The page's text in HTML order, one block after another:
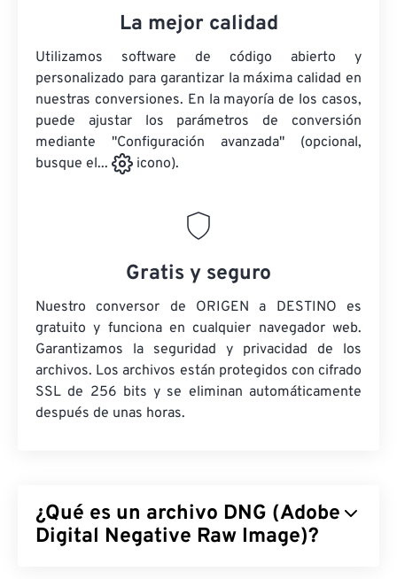
La mejor calidad
Utilizamos software de código abierto y
personalizado para garantizar la máxima calidad en
nuestras conversiones. En la mayoría de los casos,
puede ajustar los parámetros de conversión
mediante "Configuración avanzada" (opcional,
busque el...
icono).
Gratis y seguro
Nuestro conversor de ORIGEN a DESTINO es
gratuito y funciona en cualquier navegador web.
Garantizamos la seguridad y privacidad de los
archivos. Los archivos están protegidos con cifrado
SSL de 256 bits y se eliminan automáticamente
después de unas horas.
¿Qué es un archivo DNG (Adobe
Digital Negative Raw Image)?